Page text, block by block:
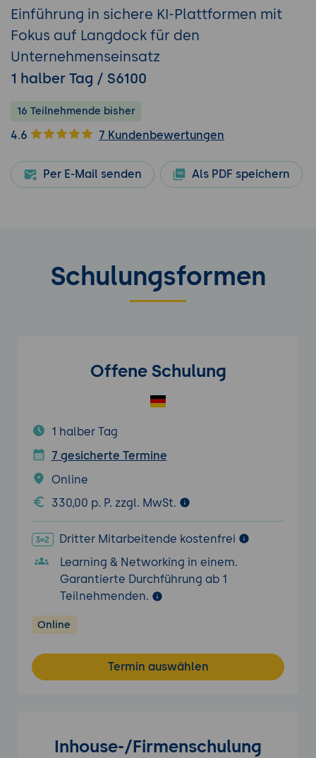
Einführung in sichere KI-Plattformen mit
Fokus auf Langdock für den
Unternehmenseinsatz
1 halber Tag / S6100
16 Teilnehmende bisher
4.6 7 Kundenbewertungen
Per E-Mail senden Als PDF speichern
Schulungsformen
Offene Schulung
1 halber Tag
7 gesicherte Termine
Online
330,00 p. P. zzgl. MwSt.
Dritter Mitarbeitende kostenfrei
Learning & Networking in einem.
Garantierte Durchführung ab 1
Teilnehmenden.
Online
Termin auswählen
Inhouse-/Firmenschulung